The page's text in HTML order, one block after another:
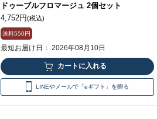
ドゥーブルフロマージュ 2個セット
4,752円(税込)
送料550円
最短お届け日： 2026年08月10日
LINEやメールで「eギフト」を贈る